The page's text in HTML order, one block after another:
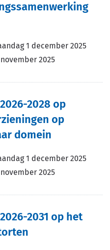
1 december 2025
2025
2028 op
op
domein
1 december 2025
2025
2031 op het